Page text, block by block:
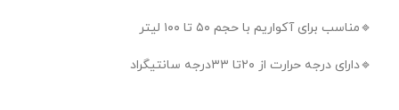
🔹️مناسب برای آکواریم با حجم ۵۰ تا ۱۰۰ لیتر
🔹️دارای درجه حرارت از ۲۰تا ۳۳درجه سانتیگراد